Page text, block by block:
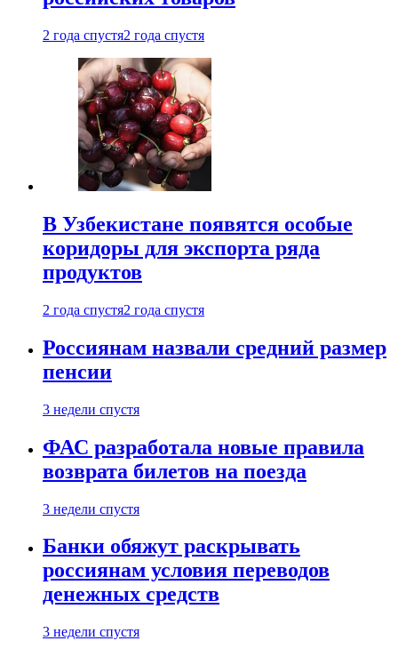
2 года спустя2 года спустя
В Узбекистане появятся особые
коридоры для экспорта ряда
продуктов
2 года спустя2 года спустя
Россиянам назвали средний размер
пенсии
3 недели спустя
ФАС разработала новые правила
возврата билетов на поезда
3 недели спустя
Банки обяжут раскрывать
россиянам условия переводов
денежных средств
3 недели спустя